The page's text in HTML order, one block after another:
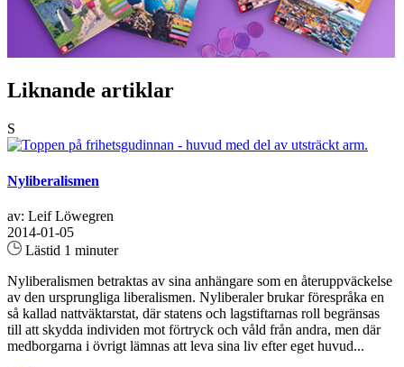
Liknande artiklar
S
Nyliberalismen
av: Leif Löwegren
2014-01-05
Lästid 1 minuter
Nyliberalismen betraktas av sina anhängare som en återuppväckelse
av den ursprungliga liberalismen. Nyliberaler brukar förespråka en
så kallad nattväktarstat, där statens och lagstiftarnas roll begränsas
till att skydda individen mot förtryck och våld från andra, men där
medborgarna i övrigt lämnas att leva sina liv efter eget huvud...